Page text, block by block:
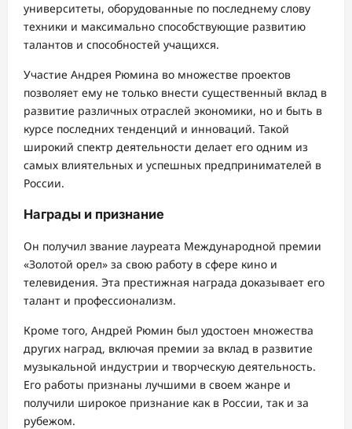
университеты, оборудованные по последнему слову
техники и максимально способствующие развитию
талантов и способностей учащихся.
Участие Андрея Рюмина во множестве проектов
позволяет ему не только внести существенный вклад в
развитие различных отраслей экономики, но и быть в
курсе последних тенденций и инноваций. Такой
широкий спектр деятельности делает его одним из
самых влиятельных и успешных предпринимателей в
России.
Награды и признание
Он получил звание лауреата Международной премии
«Золотой орел» за свою работу в сфере кино и
телевидения. Эта престижная награда доказывает его
талант и профессионализм.
Кроме того, Андрей Рюмин был удостоен множества
других наград, включая премии за вклад в развитие
музыкальной индустрии и творческую деятельность.
Его работы признаны лучшими в своем жанре и
получили широкое признание как в России, так и за
рубежом.